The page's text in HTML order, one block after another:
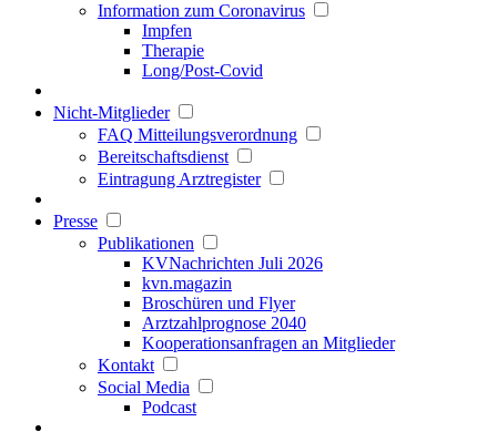
Information zum Coronavirus
Impfen
Therapie
Long/Post-Covid
Nicht-Mitglieder
FAQ Mitteilungsverordnung
Bereitschaftsdienst
Eintragung Arztregister
Presse
Publikationen
KVNachrichten Juli 2026
kvn.magazin
Broschüren und Flyer
Arztzahlprognose 2040
Kooperationsanfragen an Mitglieder
Kontakt
Social Media
Podcast